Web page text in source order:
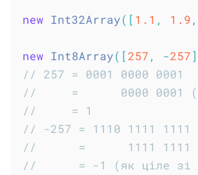
new Int32Array( [1.1 , 1.9,
new Int8Array( [257, -257]
// 257 = 0001 0000 0001
//     =      0000 0001
//     = 1
// -257 = 1110 1111 1111
//      =      1111 1111
//      = -1 (як ціле зі